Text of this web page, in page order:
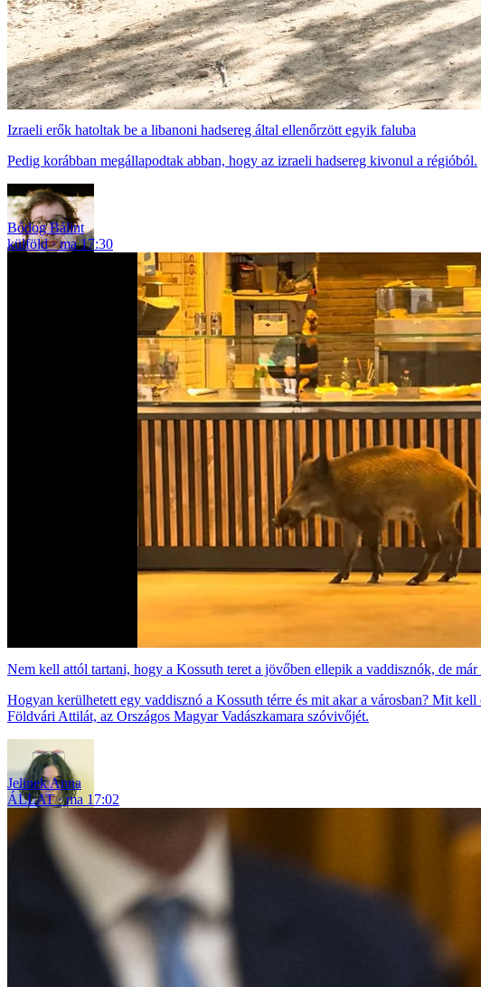
Izraeli erők hatoltak be a libanoni hadsereg által ellenőrzött egyik faluba
Pedig korábban megállapodtak abban, hogy az izraeli hadsereg kivonul a régióból.
Bódog Bálint
külföld
ma 17:30
Nem kell attól tartani, hogy a Kossuth teret a jövőben ellepik a vaddisznók, de
Hogyan kerülhetett egy vaddisznó a Kossuth térre és mit akar a városban? Mit
Földvári Attilát, az Országos Magyar Vadászkamara szóvivőjét.
Jelinek Anna
ÁLLAT
ma 17:02